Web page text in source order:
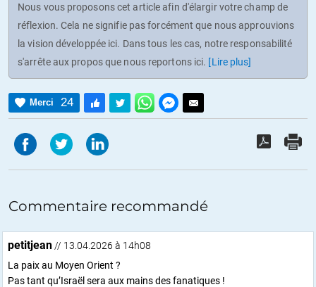
Nous vous proposons cet article afin d'élargir votre champ de
réflexion. Cela ne signifie pas forcément que nous approuvions
la vision développée ici. Dans tous les cas, notre responsabilité
s'arrête aux propos que nous reportons ici. [Lire plus]
Merci 24
Commentaire recommandé
petitjean // 13.04.2026 à 14h08
La paix au Moyen Orient ?
Pas tant qu’Israël sera aux mains des fanatiques !